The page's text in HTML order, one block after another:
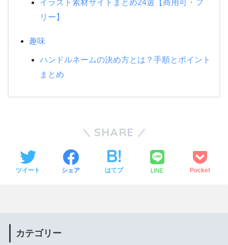
イラスト素材サイトまとめ24選【商用可・フ
リー】
趣味
ハンドルネームの決め方とは？手順とポイント
まとめ
SHARE
ツイート シェア はてブ LINE Pocket
カテゴリー